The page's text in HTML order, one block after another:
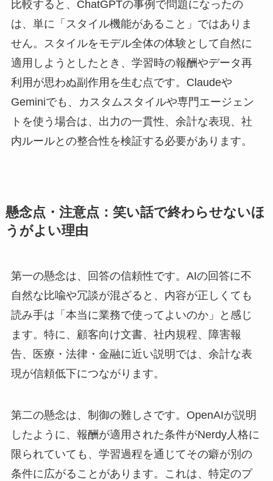
比較すると、ChatGPTの事例で問題になったの
は、単に「スタイル機能があること」ではありま
せん。スタイルをモデル全体の体験として自然に
適用しようとしたとき、学習時の報酬やデータ再
利用が思わぬ副作用を生む点です。Claudeや
Geminiでも、カスタムスタイルや専門エージェン
トを使う場合は、出力の一貫性、余計な表現、社
内ルールとの整合性を検証する必要があります。
懸念点・注意点：笑い話で終わらせないほ
うがよい理由
第一の懸念は、回答の信頼性です。AIの回答に不
自然な比喩や冗談が混ざると、内容が正しくても
読み手は「本当に業務で使ってよいのか」と感じ
ます。特に、顧客向け文書、社内規程、障害報
告、医療・法律・金融に近い説明では、余計な表
現が信頼低下につながります。
第二の懸念は、制御の難しさです。OpenAIが説明
したように、報酬が適用された条件がNerdy人格に
限られていても、学習過程を通じてその癖が別の
条件に広がることがあります。これは、特定のプ